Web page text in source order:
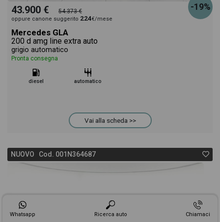
-19%
43.900 € 54.373 €
oppure canone suggerito 224€/mese
Mercedes GLA
200 d amg line extra auto
grigio automatico
Pronta consegna
diesel automatico
Vai alla scheda >>
NUOVO Cod. 001N364687
Whatsapp Ricerca auto Chiamaci